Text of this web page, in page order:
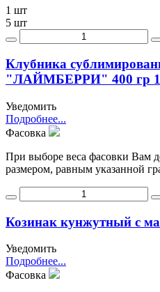
1 шт
5 шт
Клубника
"ЛАЙМБЕРРИ" 400 гр
Уведомить
Подробнее...
Фасовка
При выборе веса фасовки Вам
размером, равным указанной
Козинак кунжутный с
Уведомить
Подробнее...
Фасовка